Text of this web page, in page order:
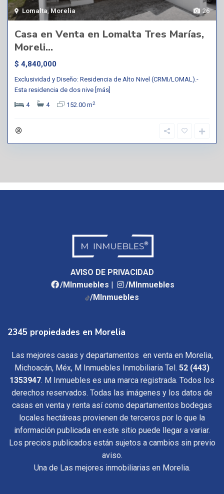
26
Lomalta,Morelia
Casa en Venta en Lomalta Tres Marías,
Moreli...
$ 4,840,000
Exclusividad y Diseño: Residencia de Alto Nivel (CRMI/LOMAL).-
Esta residencia de dos nive [más]
4
4 152.00 m2
AVISO DE PRIVACIDAD
/MInmuebles
/MInmuebles
/MInmuebles
2345 propiedades en Morelia
Las mejores casas y departamentos en venta en Morelia,
Michoacán, Méx, M Inmuebles Inmobiliaria Tel. 52 (443)
1353947. M Inmuebles es una marca registrada. Todos los
derechos reservados. Todas las imágenes y los datos de
casas en venta y renta así como departamentos bodegas
locales hectáreas provienen de terceros por lo que la
información publicada en este sitio puede llegar a variar.
Los precios publicados están sujetos a cambios sin previo
aviso.
Una de Las mejores inmobiliarias en Morelia.